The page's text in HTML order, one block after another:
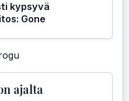
kypsyvä
Gone
ajalta